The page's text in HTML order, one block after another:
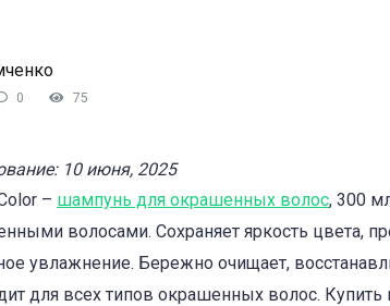
0 75
10 июня, 2025
– шампунь для окрашенных волос, 300
волосами. Сохраняет яркость цвета,
увлажнение. Бережно очищает,
для всех типов окрашенных волос.